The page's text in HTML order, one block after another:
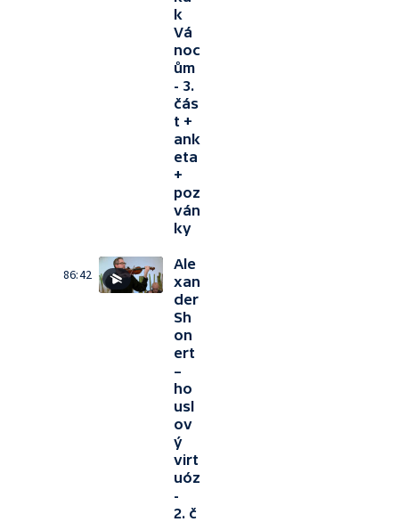
k
Vá
noc
ům
- 3.
čás
t +
ank
eta
+
poz
ván
ky
86:42
Ale
xan
der
Sh
on
ert
–
ho
usl
ov
ý
virt
uóz
-
2. č